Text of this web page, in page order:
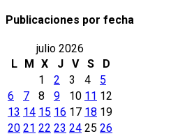
Publicaciones por fecha
julio 2026
L
M X J V S
D
1
2 3 4
5
6
7 8 9 10 11 12
13 14 15 16 17 18 19
20 21 22 23 24 25 26